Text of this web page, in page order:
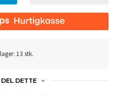
13 stk.
DEL DETTE